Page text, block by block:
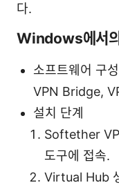
다.
Windows에서의
소프트웨어 구
VPN Bridge,
설치 단계
Softether
도구에 접속.
Virtual Hub